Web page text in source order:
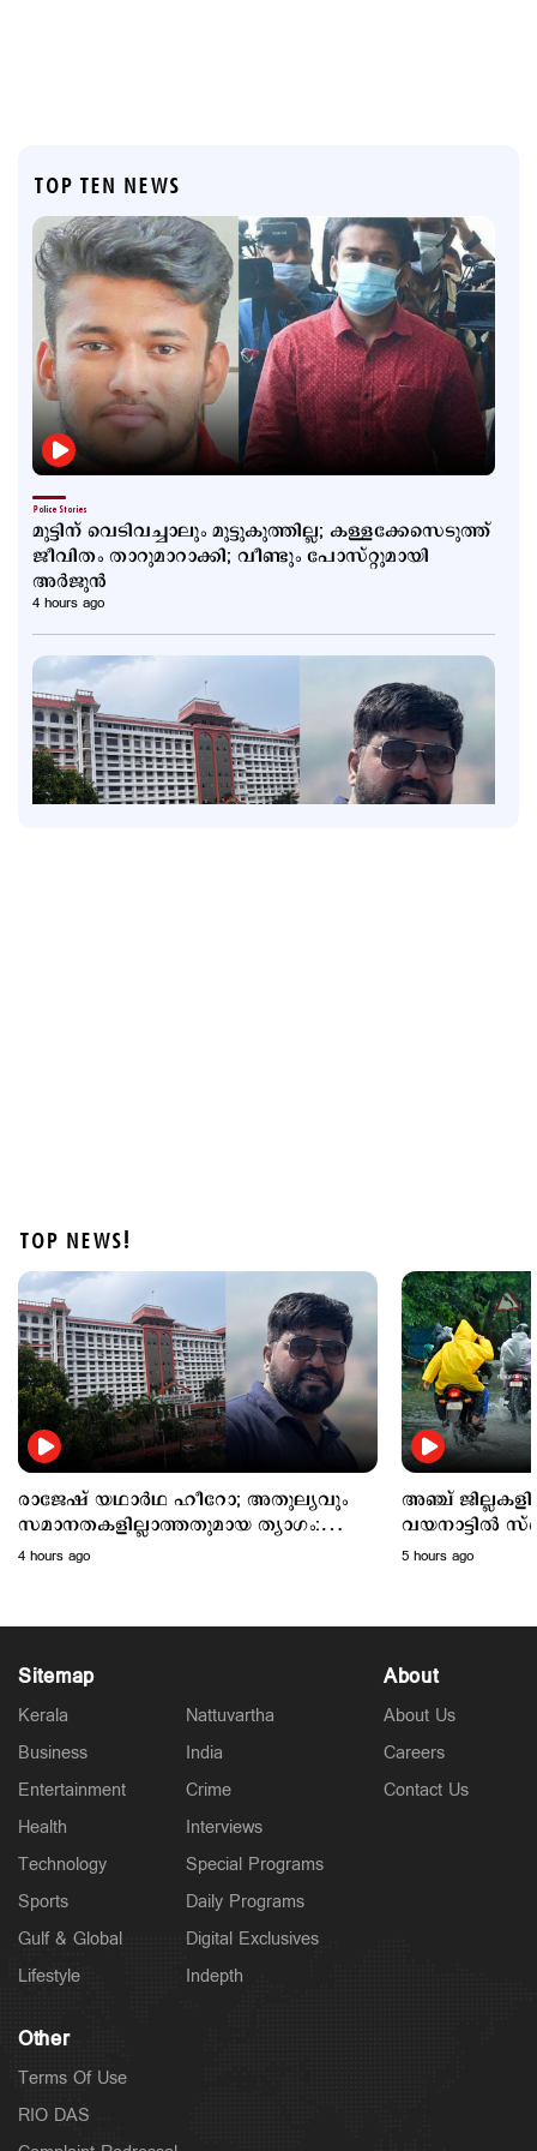
TOP TEN NEWS
Police Stories
മുട്ടിന് വെടിവച്ചാലും മുട്ടുകുത്തില്ല; കള്ളക്കേസെടുത്ത്
ജീവിതം താറുമാറാക്കി; വീണ്ടും പോസ്റ്റുമായി
അര്‍ജുന്‍
4 hours ago
Latest
അഞ്ച് ജില്ലകളില്‍ നാളെ അവധി; വയനാട്ടില്‍
സ്പെഷല്‍ ക്ലാസുകള്‍ക്ക് അവധി
5 hours ago
കേസിനായി പണം തരണം; ക്യൂ ആര്‍ കോഡ് അടക്കം
ഇന്‍സ്റ്റഗ്രാം സ്റ്റാറ്റസിട്ട് അര്‍ജുന്‍
TOP NEWS!
രാജേഷ് യഥാർഥ ഹീറോ; അതുല്യവും
സമാനതകളില്ലാത്തതുമായ ത്യാഗം:
ഹൈക്കോടതി
4 hours ago
അഞ്ച്
വയനാട്ടില്‍
അവധി
5 hours ago
Sitemap
Kerala
Business
Entertainment
Health
Technology
Sports
Gulf & Global
Lifestyle
Nattuvartha
India
Crime
Interviews
Special Programs
Daily Programs
Digital Exclusives
Indepth
About
About Us
Careers
Contact Us
Other
Terms Of Use
RIO DAS